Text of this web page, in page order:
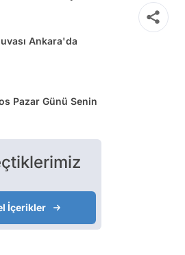
Ankara'da
Pazar Günü Senin
İçerikler